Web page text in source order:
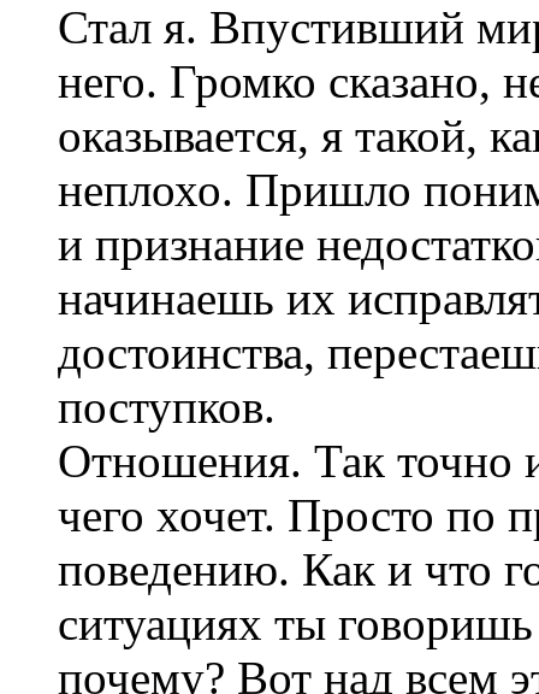
Стал я. Впустивший
него. Громко сказано,
оказывается, я такой,
неплохо. Пришло
и признание
начинаешь их
достоинства,
поступков.
Отношения. Так точно
чего хочет. Просто по
поведению. Как и что
ситуациях ты
почему? Вот над всем